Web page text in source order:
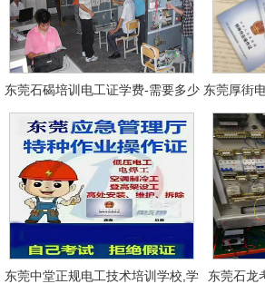
东莞石碣培训电工证学费-需要多少
钱?需要什么条件?
东莞厚街
东莞中堂正规电工技术培训学校,学
东莞石龙